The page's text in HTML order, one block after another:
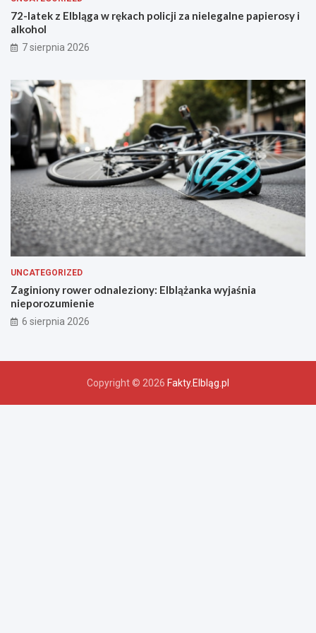
ę
t
u
a
s
a
l
t
u
72-latek z Elbląga w rękach policji za nielegalne papierosy i
alkohol
7 sierpnia 2026
UNCATEGORIZED
Zaginiony rower odnaleziony: Elblążanka wyjaśnia
nieporozumienie
6 sierpnia 2026
Copyright © 2026 Fakty.Elbląg.pl